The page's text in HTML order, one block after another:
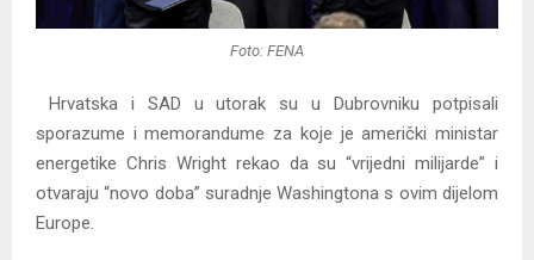
Foto: FENA
Hrvatska i SAD u utorak su u Dubrovniku potpisali
sporazume i memorandume za koje je američki ministar
energetike Chris Wright rekao da su “vrijedni milijarde” i
otvaraju “novo doba” suradnje Washingtona s ovim dijelom
Europe.